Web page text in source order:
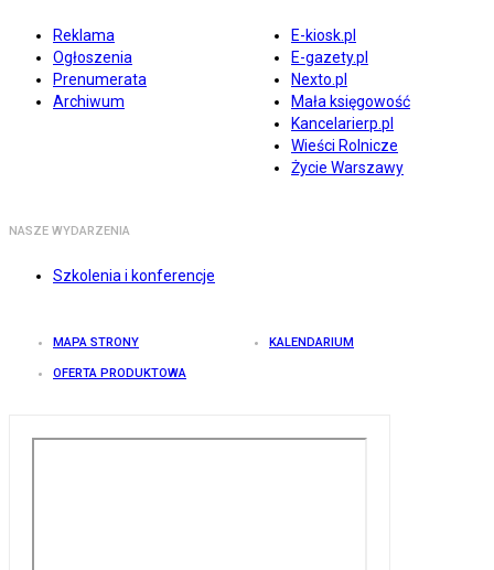
Reklama
Ogłoszenia
Prenumerata
Archiwum
E-kiosk.pl
E-gazety.pl
Nexto.pl
Mała księgowość
Kancelarierp.pl
Wieści Rolnicze
Życie Warszawy
NASZE WYDARZENIA
Szkolenia i konferencje
MAPA STRONY KALENDARIUM
OFERTA PRODUKTOWA